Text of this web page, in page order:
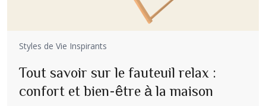
Styles de Vie Inspirants
Tout savoir sur le fauteuil relax :
confort et bien-être à la maison